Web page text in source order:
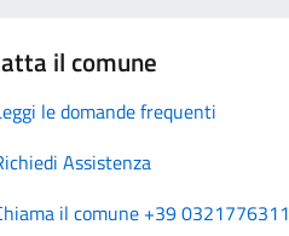
il comune
le domande frequenti
Assistenza
il comune +39 0321776311